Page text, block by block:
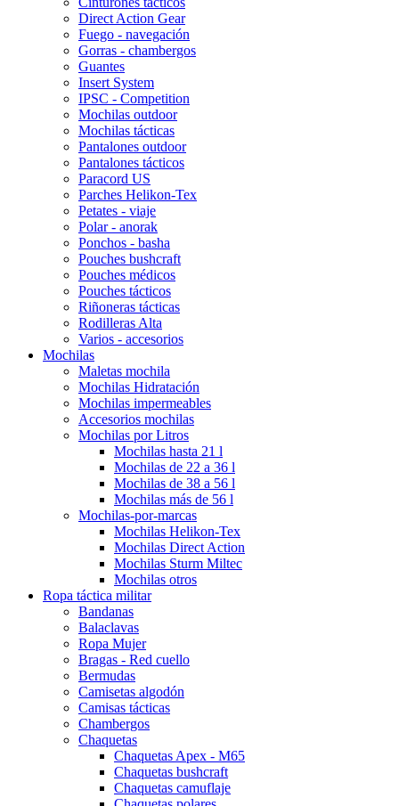
Direct Action Gear
Fuego - navegación
Gorras - chambergos
Guantes
Insert System
IPSC - Competition
Mochilas outdoor
Mochilas tácticas
Pantalones outdoor
Pantalones tácticos
Paracord US
Parches Helikon-Tex
Petates - viaje
Polar - anorak
Ponchos - basha
Pouches bushcraft
Pouches médicos
Pouches tácticos
Riñoneras tácticas
Rodilleras Alta
Varios - accesorios
Mochilas
Maletas mochila
Mochilas Hidratación
Mochilas impermeables
Accesorios mochilas
Mochilas por Litros
Mochilas hasta 21 l
Mochilas de 22 a 36 l
Mochilas de 38 a 56 l
Mochilas más de 56 l
Mochilas-por-marcas
Mochilas Helikon-Tex
Mochilas Direct Action
Mochilas Sturm Miltec
Mochilas otros
Ropa táctica militar
Bandanas
Balaclavas
Ropa Mujer
Bragas - Red cuello
Bermudas
Camisetas algodón
Camisas tácticas
Chambergos
Chaquetas
Chaquetas Apex - M65
Chaquetas bushcraft
Chaquetas camuflaje